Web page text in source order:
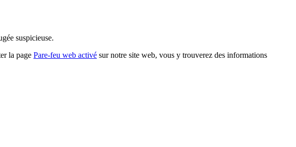
suspicieuse.
la page Pare-feu web activé sur notre site web, vous y trouverez des informations